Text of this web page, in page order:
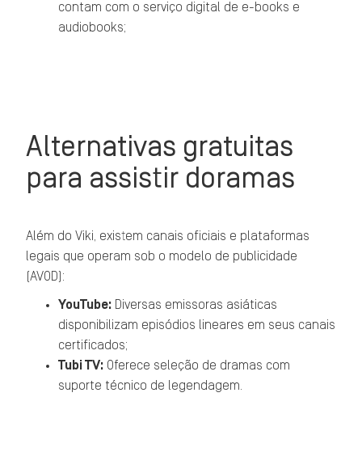
contam com o serviço digital de e-books e
audiobooks;
Alternativas gratuitas
para assistir doramas
Além do Viki, existem canais oficiais e plataformas
legais que operam sob o modelo de publicidade
(AVOD):
YouTube: Diversas emissoras asiáticas
disponibilizam episódios lineares em seus canais
certificados;
Tubi TV: Oferece seleção de dramas com
suporte técnico de legendagem.